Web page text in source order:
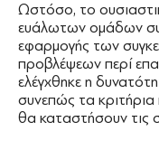
Ωστόσο, το
ευάλωτων ομάδων
εφαρμογής των
προβλέψεων περί
ελέγχθηκε η
συνεπώς τα κριτήρια
θα καταστήσουν τις